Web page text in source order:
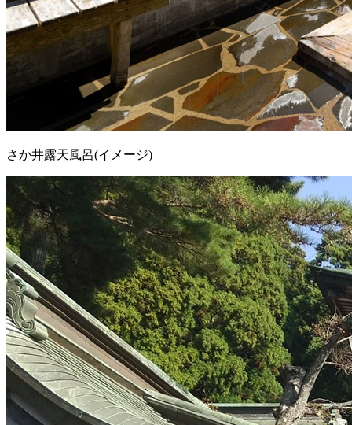
さか井露天風呂(イメージ)